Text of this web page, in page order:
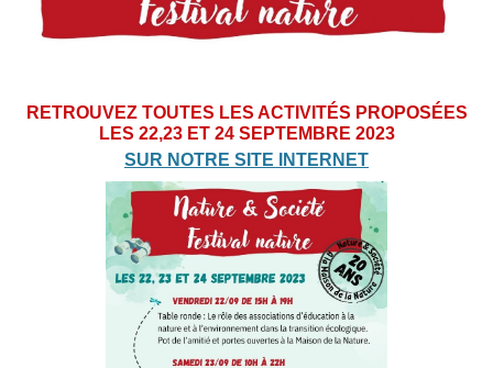
RETROUVEZ TOUTES LES ACTIVITÉS PROPOSÉES
LES 22,23 ET 24 SEPTEMBRE 2023
SUR NOTRE SITE INTERNET